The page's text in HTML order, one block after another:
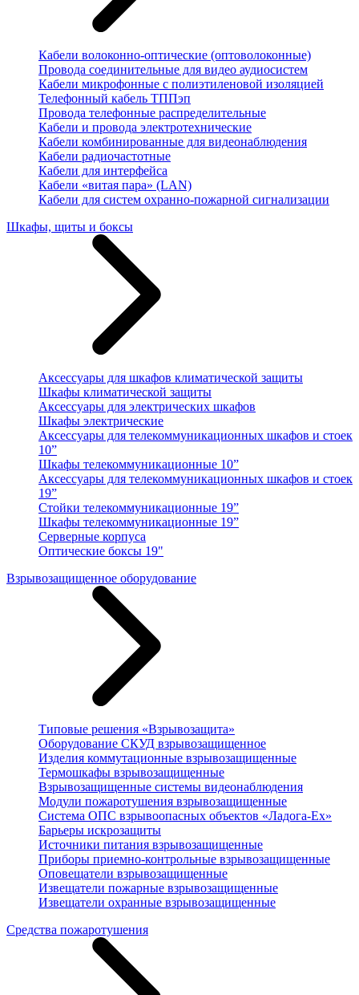
Кабели волоконно-оптические (оптоволоконные)
Провода соединительные для видео аудиосистем
Кабели микрофонные с полиэтиленовой изоляцией
Телефонный кабель ТППэп
Провода телефонные распределительные
Кабели и провода электротехнические
Кабели комбинированные для видеонаблюдения
Кабели радиочастотные
Кабели для интерфейса
Кабели «витая пара» (LAN)
Кабели для систем охранно-пожарной сигнализации
Шкафы, щиты и боксы
Аксессуары для шкафов климатической защиты
Шкафы климатической защиты
Аксессуары для электрических шкафов
Шкафы электрические
Аксессуары для телекоммуникационных шкафов и стоек
10”
Шкафы телекоммуникационные 10”
Аксессуары для телекоммуникационных шкафов и стоек
19”
Стойки телекоммуникационные 19”
Шкафы телекоммуникационные 19”
Серверные корпуса
Оптические боксы 19"
Взрывозащищенное оборудование
Типовые решения «Взрывозащита»
Оборудование СКУД взрывозащищенное
Изделия коммутационные взрывозащищенные
Термошкафы взрывозащищенные
Взрывозащищенные системы видеонаблюдения
Модули пожаротушения взрывозащищенные
Система ОПС взрывоопасных объектов «Ладога-Ex»
Барьеры искрозащиты
Источники питания взрывозащищенные
Приборы приемно-контрольные взрывозащищенные
Оповещатели взрывозащищенные
Извещатели пожарные взрывозащищенные
Извещатели охранные взрывозащищенные
Средства пожаротушения